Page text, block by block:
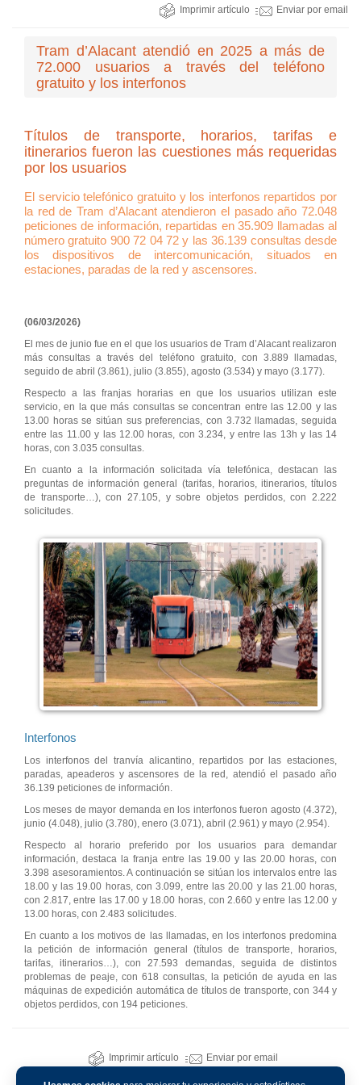
Imprimir artículo Enviar por email
Tram d’Alacant atendió en 2025 a más de
72.000 usuarios a través del teléfono
gratuito y los interfonos
Títulos de transporte, horarios, tarifas e
itinerarios fueron las cuestiones más requeridas
por los usuarios
El servicio telefónico gratuito y los interfonos repartidos por
la red de Tram d’Alacant atendieron el pasado año 72.048
peticiones de información, repartidas en 35.909 llamadas al
número gratuito 900 72 04 72 y las 36.139 consultas desde
los dispositivos de intercomunicación, situados en
estaciones, paradas de la red y ascensores.
(06/03/2026)
El mes de junio fue en el que los usuarios de Tram d’Alacant realizaron
más consultas a través del teléfono gratuito, con 3.889 llamadas,
seguido de abril (3.861), julio (3.855), agosto (3.534) y mayo (3.177).
Respecto a las franjas horarias en que los usuarios utilizan este
servicio, en la que más consultas se concentran entre las 12.00 y las
13.00 horas se sitúan sus preferencias, con 3.732 llamadas, seguida
entre las 11.00 y las 12.00 horas, con 3.234, y entre las 13h y las 14
horas, con 3.035 consultas.
En cuanto a la información solicitada vía telefónica, destacan las
preguntas de información general (tarifas, horarios, itinerarios, títulos
de transporte…), con 27.105, y sobre objetos perdidos, con 2.222
solicitudes.
Interfonos
Los interfonos del tranvía alicantino, repartidos por las estaciones,
paradas, apeaderos y ascensores de la red, atendió el pasado año
36.139 peticiones de información.
Los meses de mayor demanda en los interfonos fueron agosto (4.372),
junio (4.048), julio (3.780), enero (3.071), abril (2.961) y mayo (2.954).
Respecto al horario preferido por los usuarios para demandar
información, destaca la franja entre las 19.00 y las 20.00 horas, con
3.398 asesoramientos. A continuación se sitúan los intervalos entre las
18.00 y las 19.00 horas, con 3.099, entre las 20.00 y las 21.00 horas,
con 2.817, entre las 17.00 y 18.00 horas, con 2.660 y entre las 12.00 y
13.00 horas, con 2.483 solicitudes.
En cuanto a los motivos de las llamadas, en los interfonos predomina
la petición de información general (títulos de transporte, horarios,
tarifas, itinerarios…), con 27.593 demandas, seguida de distintos
problemas de peaje, con 618 consultas, la petición de ayuda en las
máquinas de expedición automática de títulos de transporte, con 344 y
objetos perdidos, con 194 peticiones.
Imprimir artículo Enviar por email